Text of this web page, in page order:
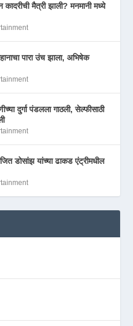
मैत्री झाली? मनमानी मध्ये
पारा उंच झाला, अभिषेक
दुर्गा पंडलला गाठली, सेल्फीसाठी
डोसांझ यांच्या ढाकड एंट्रीमधील